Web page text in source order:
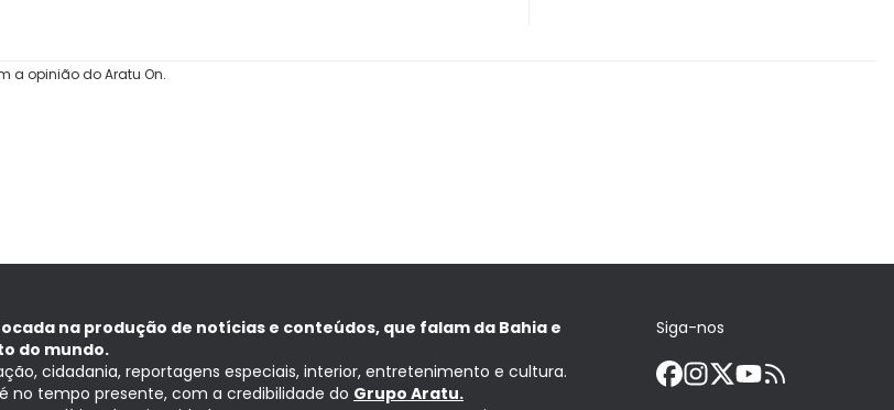
a opinião do Aratu On.
na produção de notícias e conteúdos, que falam da Bahia e
do mundo.
cidadania, reportagens especiais, interior, entretenimento e cultura.
no tempo presente, com a credibilidade do Grupo Aratu.
Siga-nos